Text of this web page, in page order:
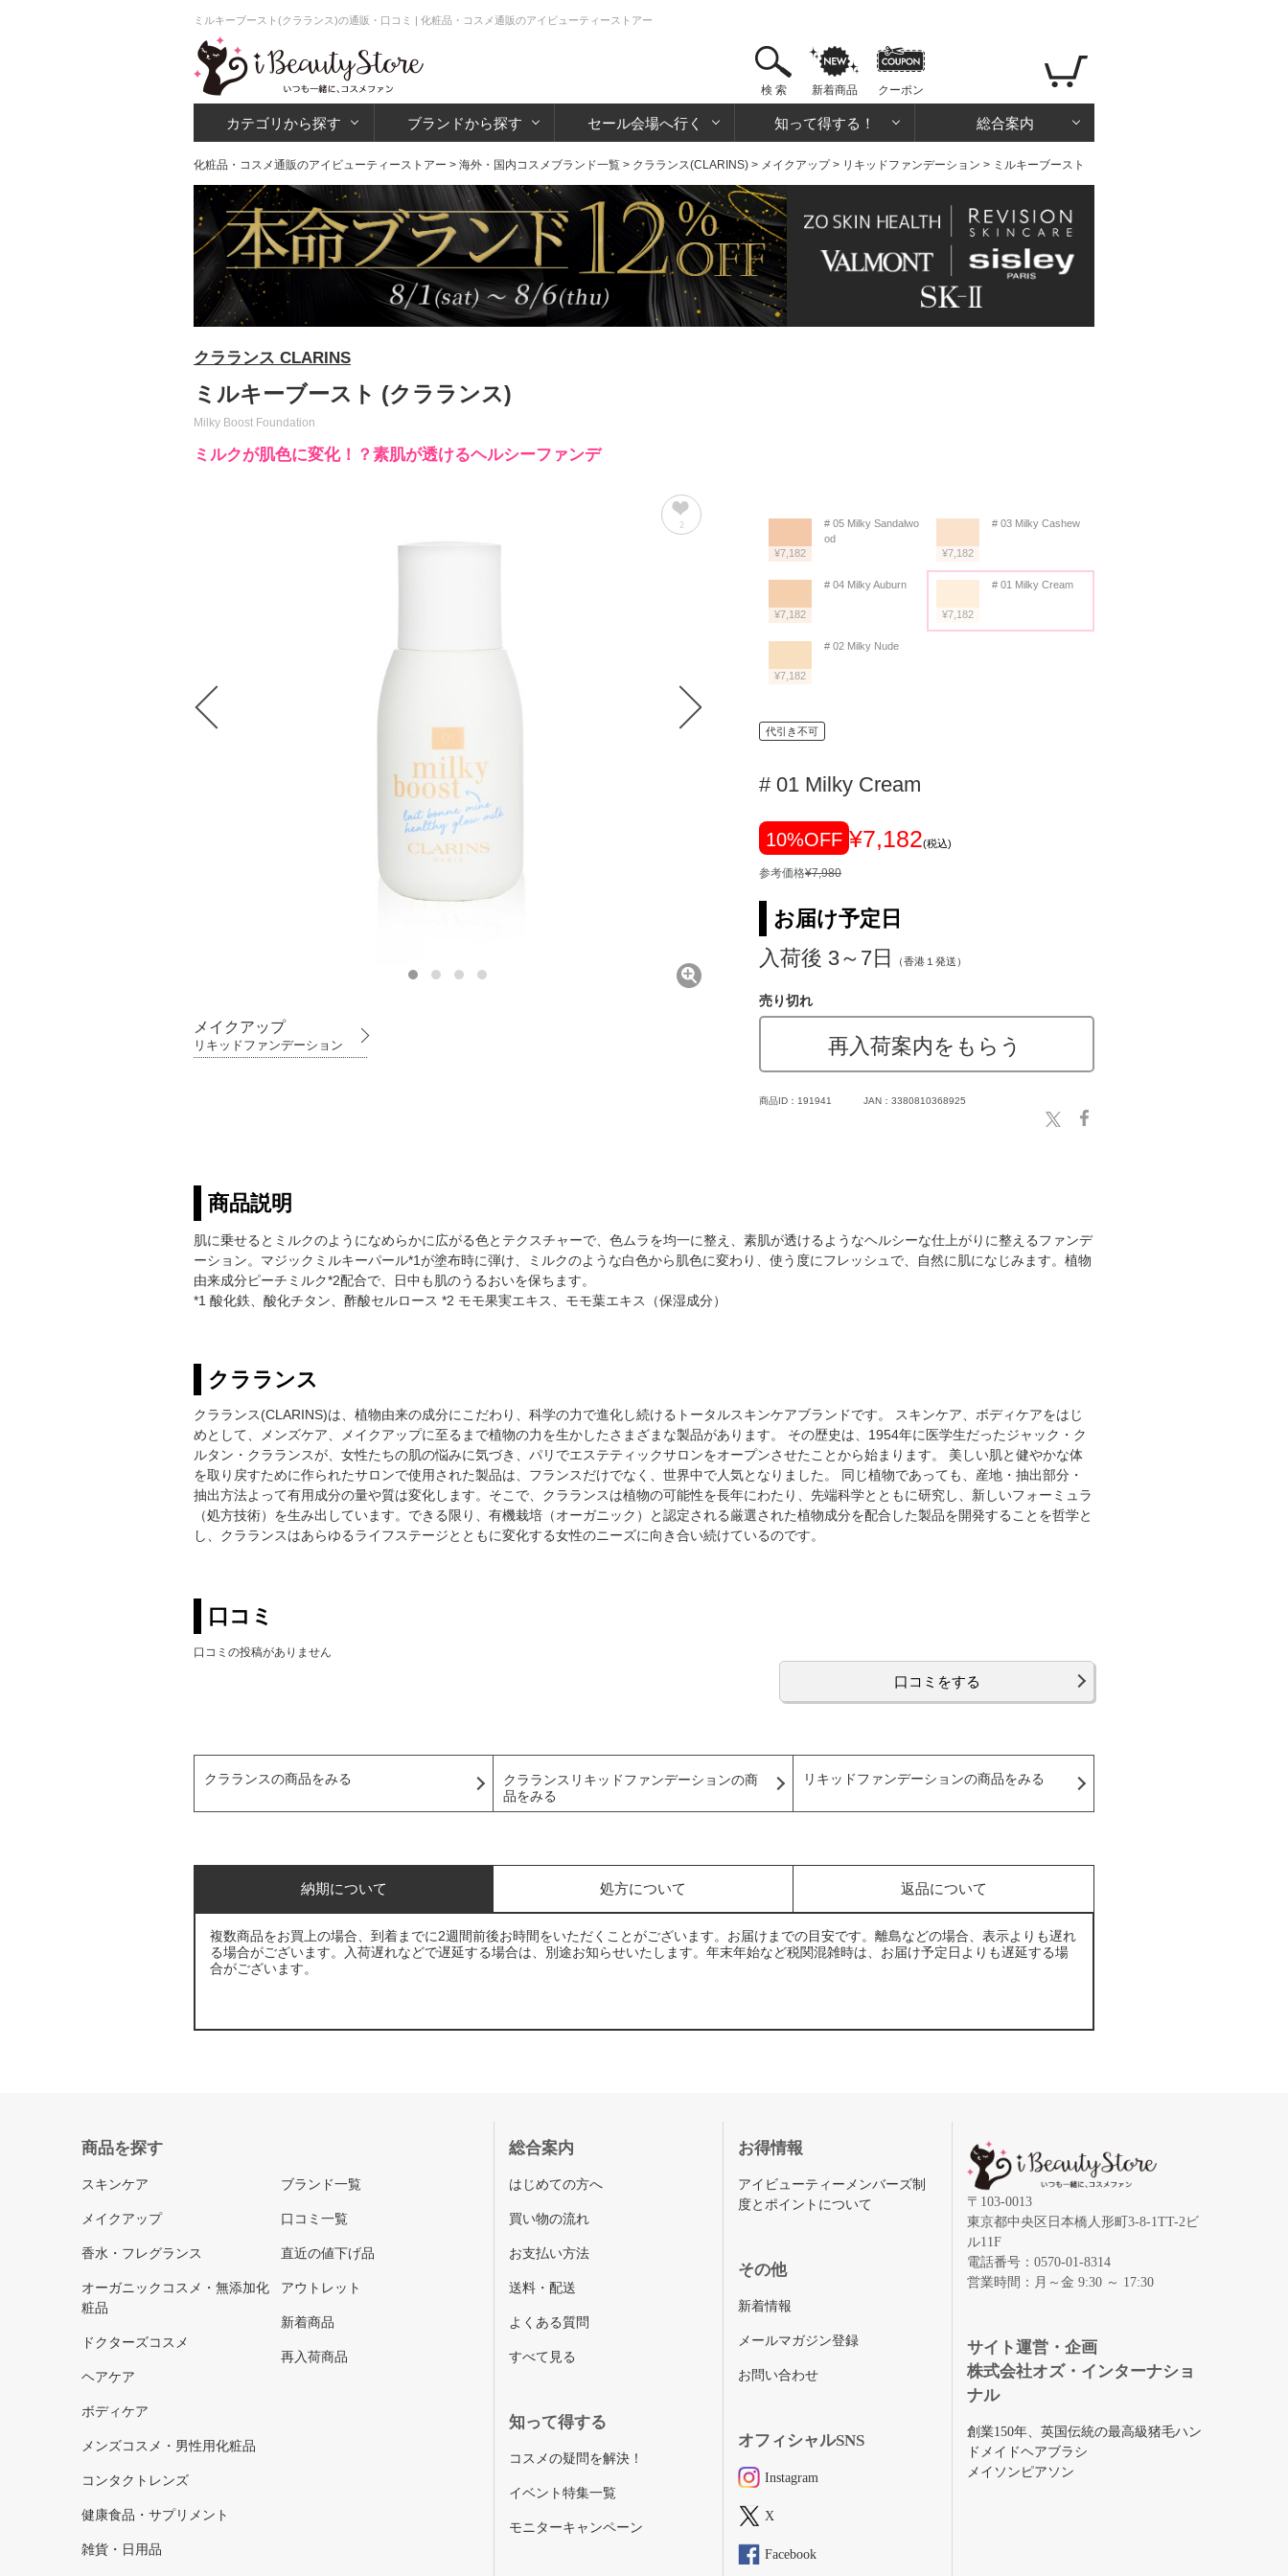
ミルキーブースト(クラランス)の通販・口コミ | 化粧品・コスメ通販のアイビューティーストアー
検 索 新着商品 クーポン
カテゴリから探す ブランドから探す セール会場へ行く 知って得する！ 総合案内
化粧品・コスメ通販のアイビューティーストアー > 海外・国内コスメブランド一覧 > クラランス(CLARINS) > メイクアップ> リキッドファンデーション > ミルキーブースト
クラランス CLARINS
ミルキーブースト (クラランス)
Milky Boost Foundation
ミルクが肌色に変化！？素肌が透けるヘルシーファンデ
2
メイクアップ
リキッドファンデーション
¥7,182
# 05 Milky Sandalwo
od
¥7,182
# 03 Milky Cashew
¥7,182
# 04 Milky Auburn
¥7,182
# 01 Milky Cream
¥7,182
# 02 Milky Nude
代引き不可
# 01 Milky Cream
10%OFF ¥7,182(税込)
参考価格¥7,980
お届け予定日
入荷後 3～7日
（香港１発送）
売り切れ
再入荷案内をもらう
商品ID：191941 JAN：3380810368925
商品説明
肌に乗せるとミルクのようになめらかに広がる色とテクスチャーで、色ムラを均一に整え、素肌が透けるようなヘルシーな仕上がりに整えるファンデ
ーション。マジックミルキーパール*1が塗布時に弾け、ミルクのような白色から肌色に変わり、使う度にフレッシュで、自然に肌になじみます。植物
由来成分ピーチミルク*2配合で、日中も肌のうるおいを保ちます。
*1 酸化鉄、酸化チタン、酢酸セルロース *2 モモ果実エキス、モモ葉エキス（保湿成分）
クラランス
クラランス(CLARINS)は、植物由来の成分にこだわり、科学の力で進化し続けるトータルスキンケアブランドです。 スキンケア、ボディケアをはじ
めとして、メンズケア、メイクアップに至るまで植物の力を生かしたさまざまな製品があります。 その歴史は、1954年に医学生だったジャック・ク
ルタン・クラランスが、女性たちの肌の悩みに気づき、パリでエステティックサロンをオープンさせたことから始まります。 美しい肌と健やかな体
を取り戻すために作られたサロンで使用された製品は、フランスだけでなく、世界中で人気となりました。 同じ植物であっても、産地・抽出部分・
抽出方法よって有用成分の量や質は変化します。そこで、クラランスは植物の可能性を長年にわたり、先端科学とともに研究し、新しいフォーミュラ
（処方技術）を生み出しています。できる限り、有機栽培（オーガニック）と認定される厳選された植物成分を配合した製品を開発することを哲学と
し、クラランスはあらゆるライフステージとともに変化する女性のニーズに向き合い続けているのです。
口コミ
口コミの投稿がありません
口コミをする
クラランスの商品をみる
クラランスリキッドファンデーションの商
品をみる
リキッドファンデーションの商品をみる
納期について 処方について 返品について
複数商品をお買上の場合、到着までに2週間前後お時間をいただくことがございます。お届けまでの目安です。離島などの場合、表示よりも遅れ
る場合がございます。入荷遅れなどで遅延する場合は、別途お知らせいたします。年末年始など税関混雑時は、お届け予定日よりも遅延する場
合がございます。
商品を探す
スキンケア
メイクアップ
香水・フレグランス
オーガニックコスメ・無添加化
粧品
ドクターズコスメ
ヘアケア
ボディケア
メンズコスメ・男性用化粧品
コンタクトレンズ
健康食品・サプリメント
雑貨・日用品
ブランド一覧
口コミ一覧
直近の値下げ品
アウトレット
新着商品
再入荷商品
総合案内
はじめての方へ
買い物の流れ
お支払い方法
送料・配送
よくある質問
すべて見る
知って得する
コスメの疑問を解決！
イベント特集一覧
モニターキャンペーン
お得情報
アイビューティーメンバーズ制
度とポイントについて
その他
新着情報
メールマガジン登録
お問い合わせ
オフィシャルSNS
Instagram
X
Facebook
〒103-0013
東京都中央区日本橋人形町3-8-1TT-2ビ
ル11F
電話番号：0570-01-8314
営業時間：月～金 9:30 ～ 17:30
サイト運営・企画
株式会社オズ・インターナショ
ナル
創業150年、英国伝統の最高級猪毛ハン
ドメイドヘアブラシ
メイソンピアソン